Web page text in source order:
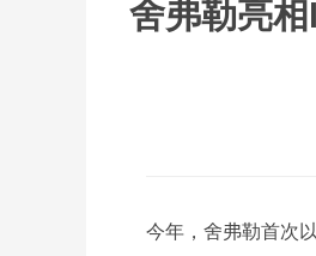
舍弗勒亮
今年，舍弗勒首次